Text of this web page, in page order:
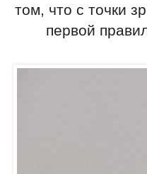
том, что с точки
первой